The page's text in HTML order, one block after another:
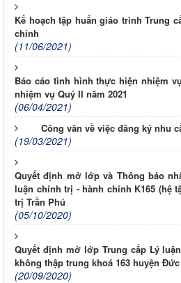
Kế hoạch tập huấn giáo trình Trung
chính
(11/06/2021)
Báo cáo tình hình thực hiện nhiệm
nhiệm vụ Quý II năm 2021
(06/04/2021)
Công văn về việc đăng ký nhu
(19/03/2021)
Quyết định mở lớp và Thông báo
luận chính trị - hành chính K165 (hệ
trị Trần Phú
(05/10/2020)
Quyết định mở lớp Trung cấp Lý
không thập trung khoá 163 huyện
(20/09/2020)